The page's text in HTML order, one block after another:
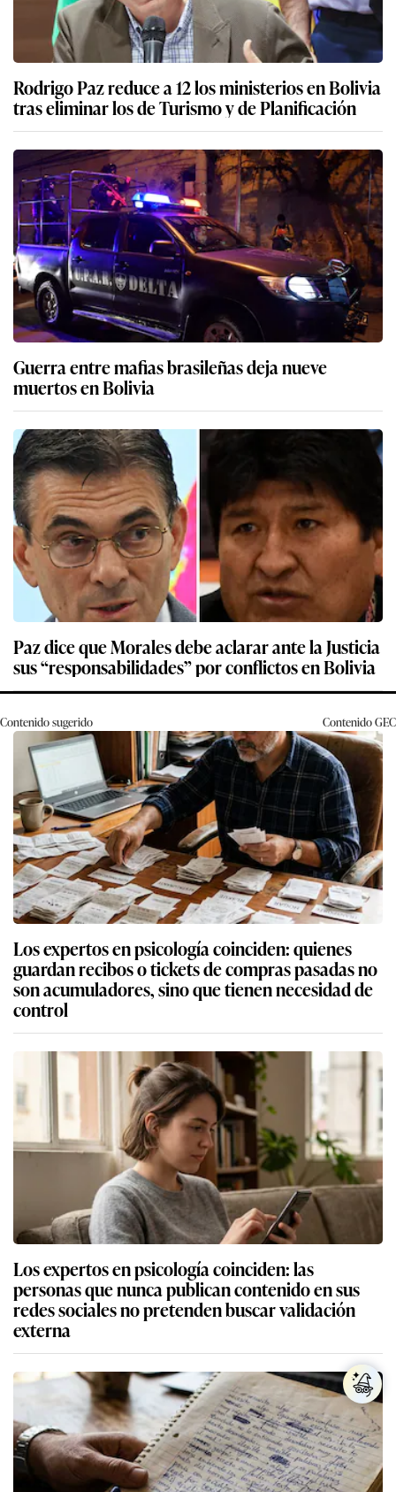
Rodrigo Paz reduce a 12 los ministerios en Bolivia
tras eliminar los de Turismo y de Planificación
Guerra entre mafias brasileñas deja nueve
muertos en Bolivia
Paz dice que Morales debe aclarar ante la Justicia
sus “responsabilidades” por conflictos en Bolivia
Contenido sugerido ContenidoGEC
Los expertos en psicología coinciden: quienes
guardan recibos o tickets de compras pasadas no
son acumuladores, sino que tienen necesidad de
control
Los expertos en psicología coinciden: las
personas que nunca publican contenido en sus
redes sociales no pretenden buscar validación
externa